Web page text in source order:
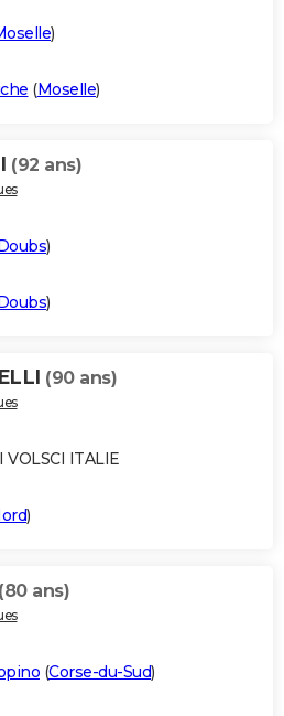
)
(Moselle)
(92 ans)
)
)
(90 ans)
VOLSCI ITALIE
)
(80 ans)
(Corse-du-Sud)